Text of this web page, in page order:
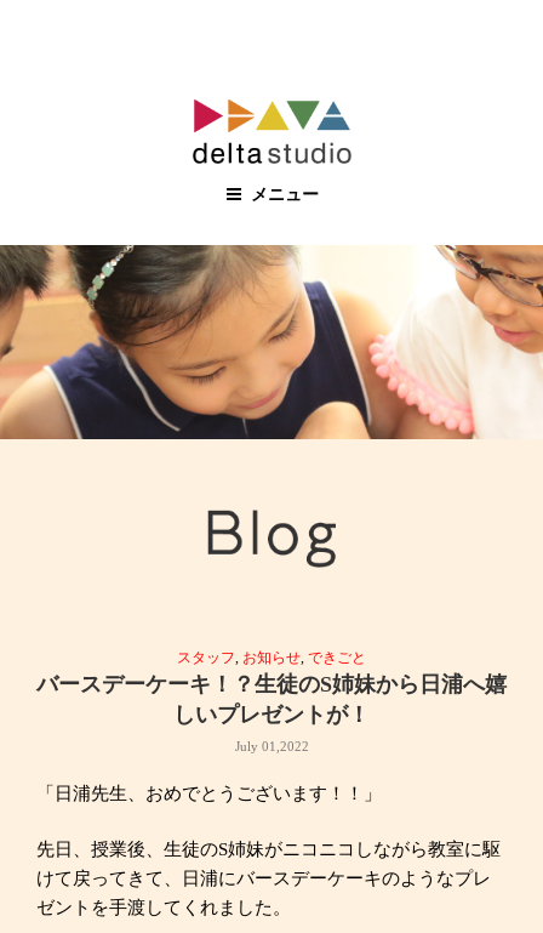
へ
ス
キ
ッ
プ
メニュー
スタッフ お知らせ できごと
バースデーケーキ！？生徒のS姉妹から日浦へ嬉
しいプレゼントが！
July 01,2022
「日浦先生、おめでとうございます！！」
先日、授業後、生徒のS姉妹がニコニコしながら教室に駆
けて戻ってきて、日浦にバースデーケーキのようなプレ
ゼントを手渡してくれました。